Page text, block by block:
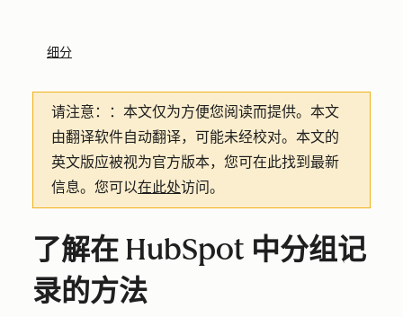
细分
请注意： ：本文仅为方便您阅读而提供。 本文
由翻译软件自动翻译，可能未经校对。本文的
英文版应被视为官方版本，您可在此找到最新
信息。您可以在此处访问。
了解在 HubSpot 中分组记
录的方法